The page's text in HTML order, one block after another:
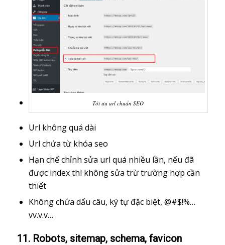
Tối ưu url chuẩn SEO
Url không quá dài
Url chứa từ khóa seo
Hạn chế chỉnh sửa url quá nhiều lần, nếu đã
được index thì không sửa trừ trường hợp cần
thiết
Không chứa dấu câu, ký tự đặc biệt, @#$!%…
vv.v.v…
11. Robots, sitemap, schema, favicon